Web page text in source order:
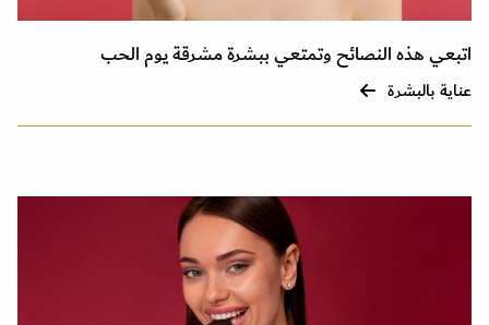
اتبعي هذه النصائح وتمتعي ببشرة مشرقة يوم الحب
عناية بالبشرة